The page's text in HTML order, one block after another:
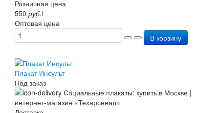
Доставка
Оплата
Гарантии
О нас
Публичная оферта
Сертификаты
Вопрос-Ответ
Контакты
Розничная цена
550 руб.i
Оптовая цена
В корзину
Плакат Инсульт
Под заказ